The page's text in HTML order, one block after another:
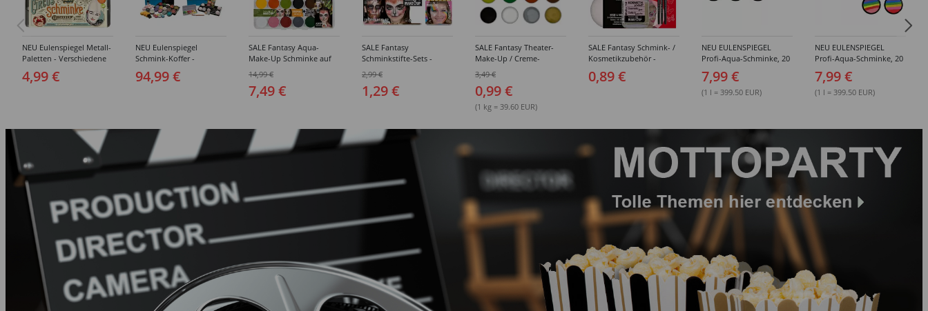
NEU Eulenspiegel Metall-
Paletten - Verschiedene
4,99 €
NEU Eulenspiegel
Schmink-Koffer -
Ausführungen
94,99 €
SALE Fantasy Aqua-
Make-Up Schminke auf
Paletten - Verschiedene
Ausführungen
14,99 €
7,49 €
SALE Fantasy
Schminkstifte-Sets -
Ausführungen
2,99 €
1,29 €
SALE Fantasy Theater-
Make-Up / Creme-
25g - Verschiedene
Karnevalsfarben
3,49 €
0,99 €
(1 kg = 39.60 EUR)
SALE Fantasy Schmink- /
Kosmetikzubehör -
0,89 €
NEU EULENSPIEGEL
Profi-Aqua-Schminke, 20
Grau-Töne -
Verschiedene Farben
7,99 €
(1 l = 399.50 EUR)
NEU EULENSPIEGEL
Profi-Aqua-Schminke, 20
Verschiedene Farben
7,99 €
(1 l = 399.50 EUR)